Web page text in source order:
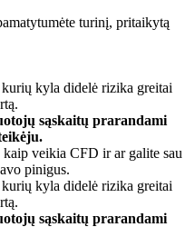
turinį, pritaikytą
kyla didelė rizika greitai
sąskaitų prarandami
kaip veikia CFD ir ar galite sau
pinigus.
kyla didelė rizika greitai
sąskaitų prarandami